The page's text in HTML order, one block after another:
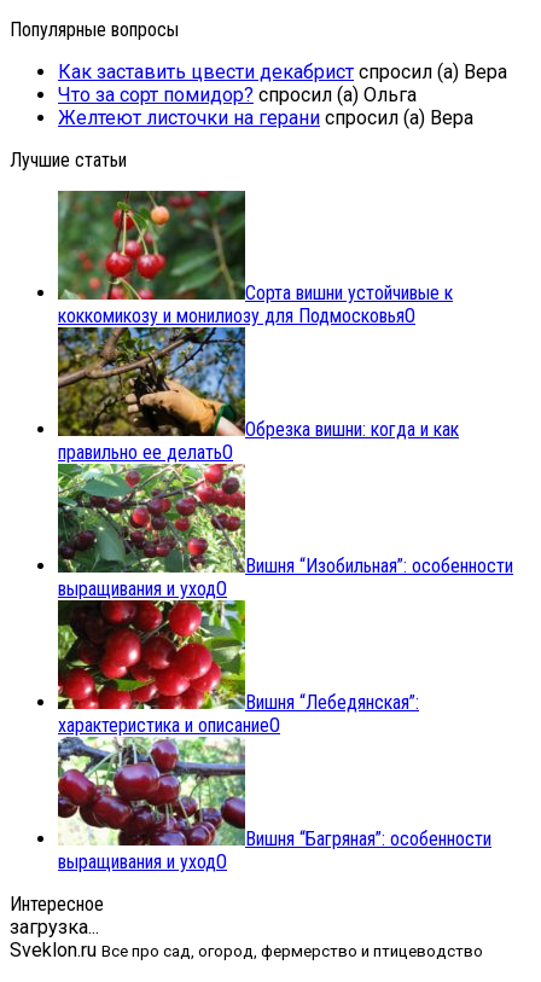
Популярные вопросы
Как заставить цвести декабрист спросил (а) Вера
Что за сорт помидор? спросил (а) Ольга
Желтеют листочки на герани спросил (а) Вера
Лучшие статьи
Сорта вишни устойчивые к
коккомикозу и монилиозу для Подмосковья0
Обрезка вишни: когда и как
правильно ее делать0
Вишня “Изобильная”: особенности
выращивания и уход0
Вишня “Лебедянская”:
характеристика и описание0
Вишня “Багряная”: особенности
выращивания и уход0
Интересное
загрузка...
Sveklon.ru Все про сад, огород, фермерство и птицеводство